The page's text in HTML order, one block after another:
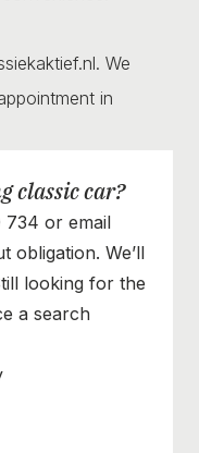
We
in
classic car?
734 or email
obligation. We’ll
looking for the
a search